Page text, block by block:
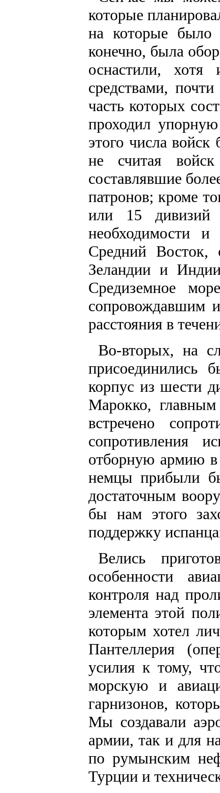
которые
на которые было
конечно, была
оснастили,
средствами,
часть которых
проходил
этого числа
не считая
составлявшие
патронов; кроме
или 15 дивизий
необходимости и
Средний
Зеландии и
Средиземное
сопровождавшим
расстояния в
Во-вторых, на
присоединились
корпус из шести
Марокко,
встречено
сопротивления
отборную армию в
немцы прибыли
достаточным
бы нам этого
поддержку
Велись
особенности
контроля над
элемента этой
которым хотел
Пантеллерия
усилия к тому,
морскую и
гарнизонов,
Мы создавали
армии, так и для
по румынским
Турции и